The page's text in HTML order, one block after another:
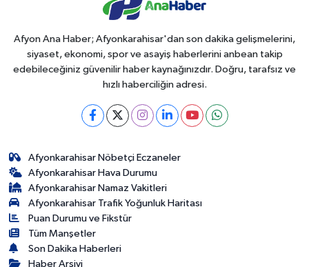
Afyon Ana Haber; Afyonkarahisar'dan son dakika gelişmelerini,
siyaset, ekonomi, spor ve asayiş haberlerini anbean takip
edebileceğiniz güvenilir haber kaynağınızdır. Doğru, tarafsız ve
hızlı haberciliğin adresi.
Afyonkarahisar Nöbetçi Eczaneler
Afyonkarahisar Hava Durumu
Afyonkarahisar Namaz Vakitleri
Afyonkarahisar Trafik Yoğunluk Haritası
Puan Durumu ve Fikstür
Tüm Manşetler
Son Dakika Haberleri
Haber Arşivi